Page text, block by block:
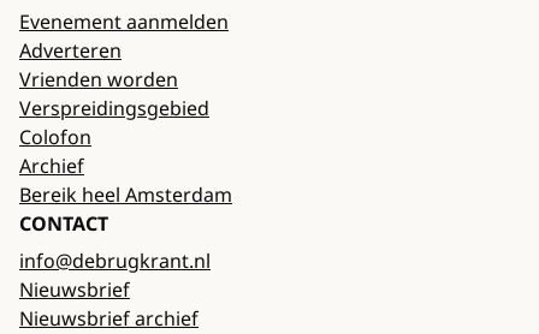
Evenement aanmelden
Adverteren
Vrienden worden
Verspreidingsgebied
Colofon
Archief
Bereik heel Amsterdam
CONTACT
info@debrugkrant.nl
Nieuwsbrief
Nieuwsbrief archief